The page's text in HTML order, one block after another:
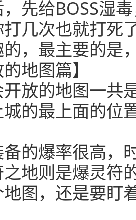
先给BOSS湿
几次也就打死
，最主要的是
地图篇】
放的地图一共
的最上面的位
的爆率很高，
地则是爆灵符
图，还是要盯